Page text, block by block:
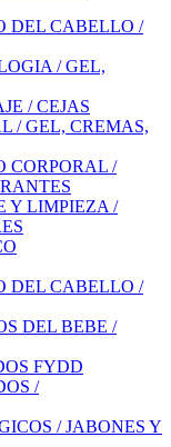
DEL CABELLO /
/ GEL,
/ CEJAS
/ GEL, CREMAS,
CORPORAL /
Y LIMPIEZA /
DEL CABELLO /
DEL BEBE /
FYDD
/
/ JABONES Y